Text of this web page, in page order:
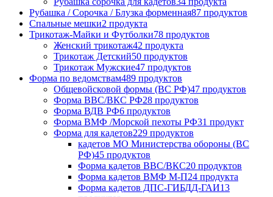
Рубашка / Сорочка / Блузка форменная87 продуктов
Спальные мешки2 продукта
Трикотаж-Майки и Футболки78 продуктов
Женский трикотаж42 продукта
Трикотаж Детский50 продуктов
Трикотаж Мужские47 продуктов
Форма по ведомствам489 продуктов
Общевойсковой формы (ВС РФ)47 продуктов
Форма ВВС/ВКС РФ28 продуктов
Форма ВДВ РФ6 продуктов
Форма ВМФ /Морской пехоты РФ31 продукт
Форма для кадетов229 продуктов
кадетов МО Министерства обороны (ВС
РФ)45 продуктов
Форма кадетов ВВС/ВКС20 продуктов
Форма кадетов ВМФ М-П24 продукта
Форма кадетов ДПС-ГИБДД-ГАИ13